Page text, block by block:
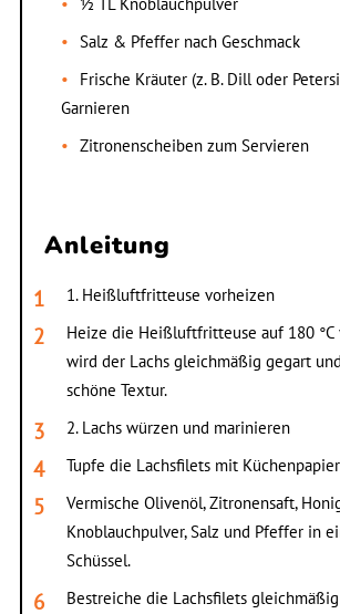
Salz & Pfeffer nach Geschmack
Frische Kräuter (z. B. Dill oder
Garnieren
Zitronenscheiben zum Servieren
Anleitung
1. Heißluftfritteuse vorheizen
Heize die Heißluftfritteuse auf 180 °C
wird der Lachs gleichmäßig gegart
schöne Textur.
2. Lachs würzen und marinieren
Tupfe die Lachsfilets mit
Vermische Olivenöl, Zitronensaft,
Knoblauchpulver, Salz und Pfeffer in
Schüssel.
Bestreiche die Lachsfilets